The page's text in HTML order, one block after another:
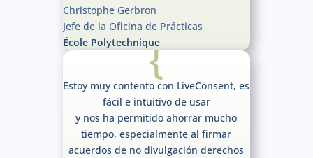
Christophe Gerbron
Jefe de la Oficina de Prácticas
École Polytechnique
{
Estoy muy contento con LiveConsent, es
fácil e intuitivo de usar
y nos ha permitido ahorrar mucho
tiempo, especialmente al firmar
acuerdos de no divulgación derechos